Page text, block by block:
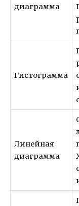
диаграмма
Гистограмма
Линейная
диаграмма